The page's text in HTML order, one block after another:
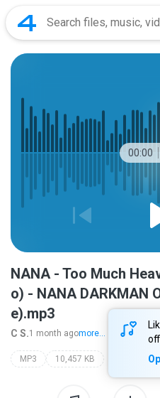
00:00
NANA - Too Much
o) - NANA DARKMAN
e).mp3
C S.1 month agomore...
MP3 10,457 KB